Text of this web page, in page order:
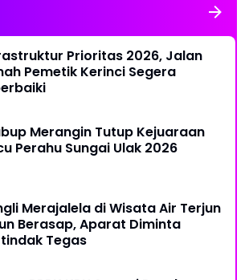
Prioritas 2026, Jalan
Pemetik Kerinci Segera
Merangin Tutup Kejuaraan
Perahu Sungai Ulak 2026
Merajalela di Wisata Air Terjun
Berasap, Aparat Diminta
Tegas